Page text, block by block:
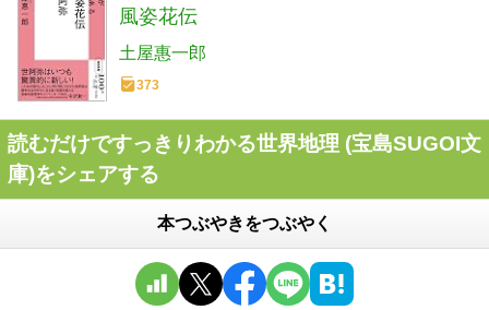
風姿花伝
土屋惠一郎
373
読むだけですっきりわかる世界地理 (宝島SUGOI文
庫)をシェアする
本つぶやきをつぶやく